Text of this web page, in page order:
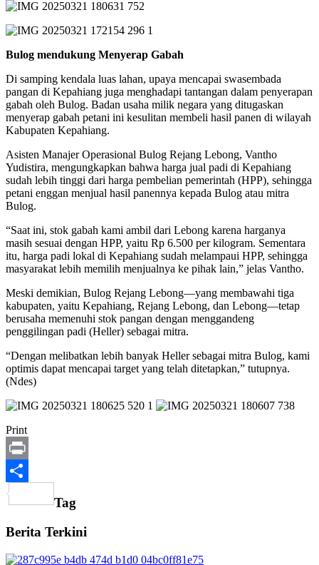
Bulog mendukung Menyerap Gabah
Di samping kendala luas lahan, upaya mencapai swasembada
pangan di Kepahiang juga menghadapi tantangan dalam penyerapan
gabah oleh Bulog. Badan usaha milik negara yang ditugaskan
menyerap gabah petani ini kesulitan membeli hasil panen di wilayah
Kabupaten Kepahiang.
Asisten Manajer Operasional Bulog Rejang Lebong, Vantho
Yudistira, mengungkapkan bahwa harga jual padi di Kepahiang
sudah lebih tinggi dari harga pembelian pemerintah (HPP), sehingga
petani enggan menjual hasil panennya kepada Bulog atau mitra
Bulog.
“Saat ini, stok gabah kami ambil dari Lebong karena harganya
masih sesuai dengan HPP, yaitu Rp 6.500 per kilogram. Sementara
itu, harga padi lokal di Kepahiang sudah melampaui HPP, sehingga
masyarakat lebih memilih menjualnya ke pihak lain,” jelas Vantho.
Meski demikian, Bulog Rejang Lebong—yang membawahi tiga
kabupaten, yaitu Kepahiang, Rejang Lebong, dan Lebong—tetap
berusaha memenuhi stok pangan dengan menggandeng
penggilingan padi (Heller) sebagai mitra.
“Dengan melibatkan lebih banyak Heller sebagai mitra Bulog, kami
optimis dapat mencapai target yang telah ditetapkan,” tutupnya.
(Ndes)
Print
Print
Tag
Berita Terkini